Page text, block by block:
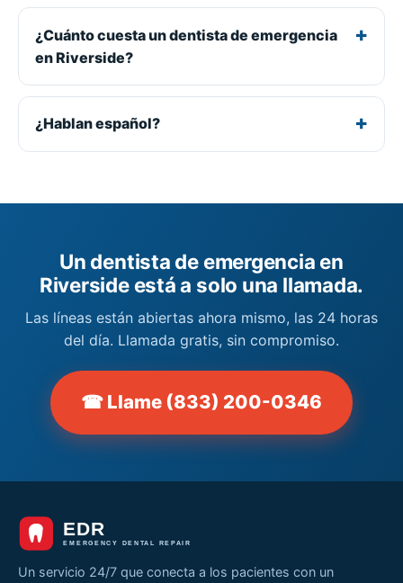
¿Cuánto cuesta un dentista de emergencia
en Riverside?
¿Hablan español?
Un dentista de emergencia en
Riverside está a solo una llamada.
Las líneas están abiertas ahora mismo, las 24 horas
del día. Llamada gratis, sin compromiso.
☎ Llame (833) 200-0346
Un servicio 24/7 que conecta a los pacientes con un